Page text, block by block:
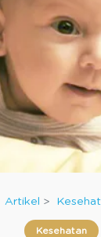
Artikel
Kesehatan